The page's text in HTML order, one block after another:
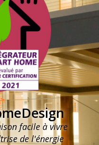
facile à vivre
de l'énergie